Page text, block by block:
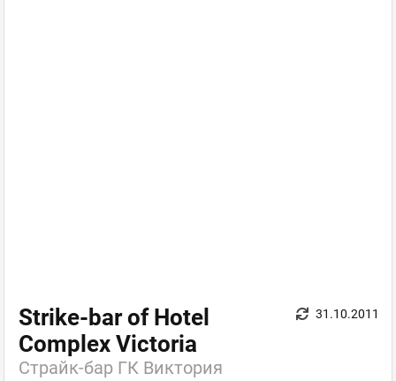
Strike-bar of Hotel
Complex Victoria
Страйк-бар ГК Виктория
31.10.2011